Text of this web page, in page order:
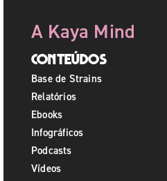
A Kaya Mind
Conteúdos
Base de Strains
Relatórios
Ebooks
Infográficos
Podcasts
Vídeos